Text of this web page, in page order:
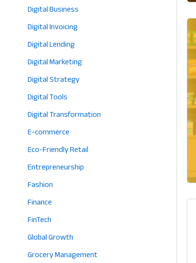
Digital Business
Digital Invoicing
Digital Lending
Digital Marketing
Digital Strategy
Digital Tools
Digital Transformation
E-commerce
Eco-Friendly Retail
Entrepreneurship
Fashion
Finance
FinTech
Global Growth
Grocery Management